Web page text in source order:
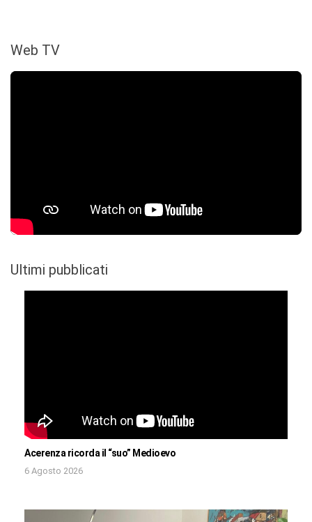
Web TV
Ultimi pubblicati
Acerenza ricorda il “suo” Medioevo
6 Agosto 2026